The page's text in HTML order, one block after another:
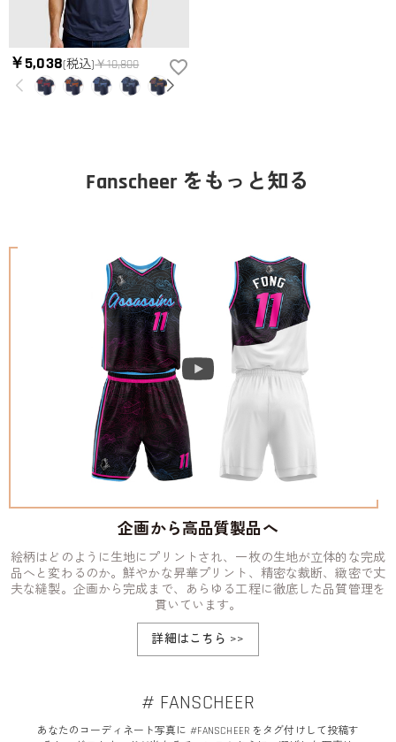
￥5,038(税込)￥10,800
Fanscheer をもっと知る
企画から高品質製品へ
絵柄はどのように生地にプリントされ、一枚の生地が立体的な完成
品へと変わるのか。鮮やかな昇華プリント、精密な裁断、緻密で丈
夫な縫製。企画から完成まで、あらゆる工程に徹底した品質管理を
貫いています。
詳細はこちら >>
# FANSCHEER
あなたのコーディネート写真に #FANSCHEER をタグ付けして投稿す